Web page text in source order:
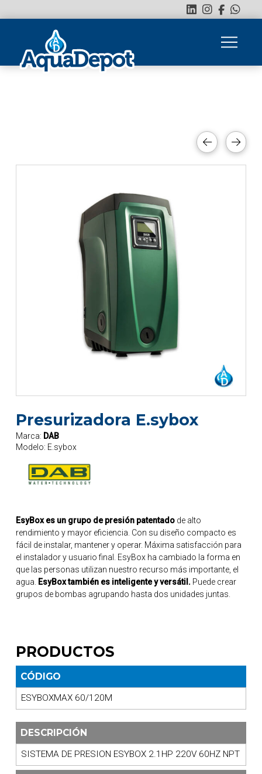
Presurizadora E.sybox
Marca: DAB
Modelo: E.sybox
EsyBox es un grupo de presión patentadode alto
rendimiento y mayor eficiencia. Con su diseño compacto es
fácil de instalar, mantener y operar. Máxima satisfacción para
el instalador y usuario final. EsyBox ha cambiado la forma en
que las personas utilizan nuestro recurso más importante, el
agua. EsyBox también es inteligente y versátil. Puede crear
grupos de bombas agrupando hasta dos unidades juntas.
PRODUCTOS
CÓDIGO
ESYBOXMAX 60/120M
DESCRIPCIÓN
SISTEMA DE PRESION ESYBOX 2.1HP 220V 60HZ NPT